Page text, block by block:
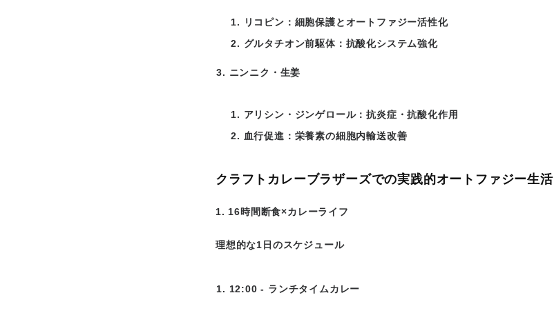
リコピン：細胞保護とオートファジー活性化
グルタチオン前駆体：抗酸化システム強化
ニンニク・生姜
アリシン・ジンゲロール：抗炎症・抗酸化作用
血行促進：栄養素の細胞内輸送改善
クラフトカレーブラザーズでの実践的オートファジー生活
1. 16時間断食×カレーライフ
理想的な1日のスケジュール
12:00 - ランチタイムカレー